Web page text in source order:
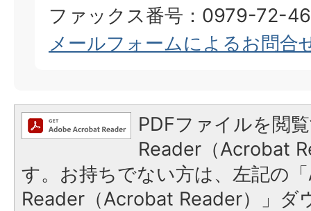
ファックス番号：0979-72-
メールフォームによるお問合
PDFファイルを閲
Reader（Acrobat
す。お持ちでない方は、左記の
Reader（Acrobat Reader）」ダ